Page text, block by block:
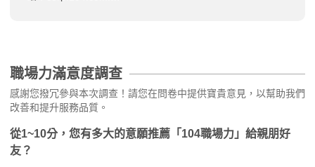
職場力滿意度調查
感謝您撥冗參與本次調查！請您在問卷中提供寶貴意見，以幫助我們
改善和提升服務品質。
從1~10分，您有多大的意願推薦「104職場力」給親朋好
友？